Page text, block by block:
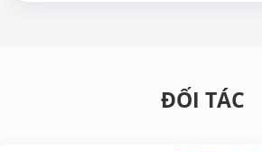
ĐỐI TÁC